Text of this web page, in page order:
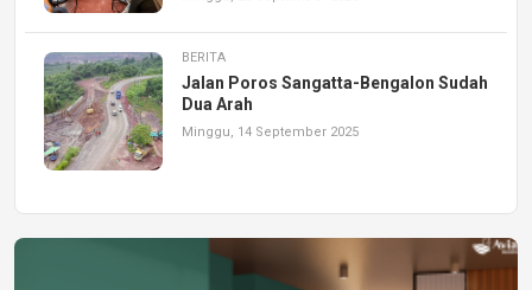
BERITA
Jalan Poros Sangatta-Bengalon Sudah
Dua Arah
Minggu, 14 September 2025